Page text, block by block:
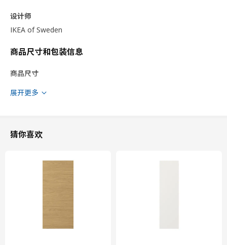
设计师
IKEA of Sweden
商品尺寸和包装信息
商品尺寸
宽度
框架，高
展开更多
猜你喜欢